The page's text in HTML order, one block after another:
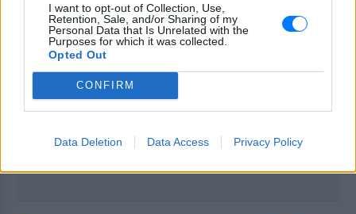
I want to opt-out of Collection, Use,
Retention, Sale, and/or Sharing of my
Personal Data that Is Unrelated with the
Purposes for which it was collected.
Opted Out
CONFIRM
Data Deletion Data Access Privacy Policy